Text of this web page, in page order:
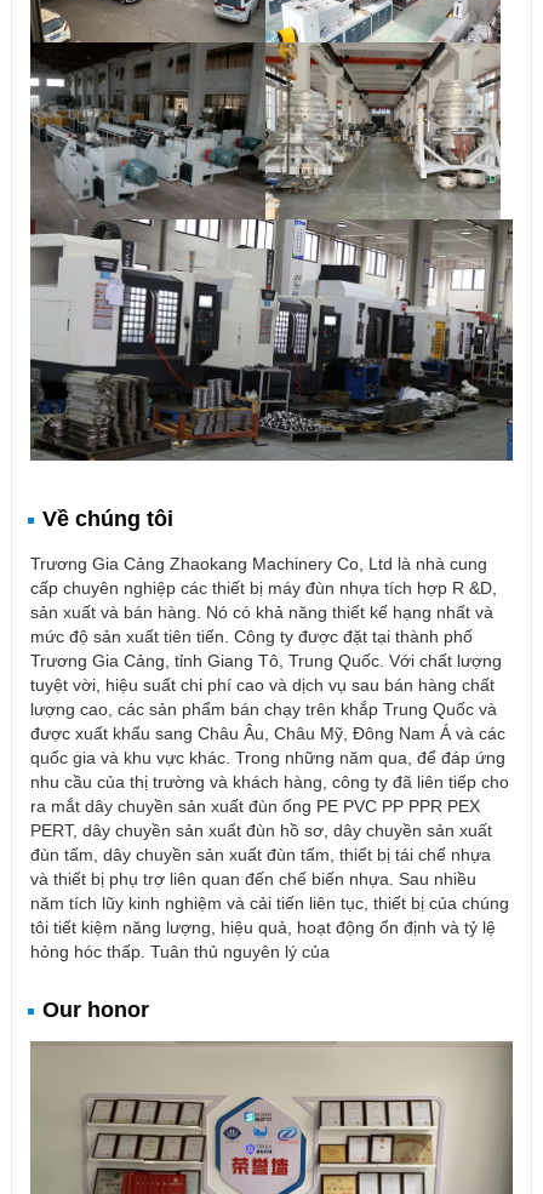
Về chúng tôi
Trương Gia Cảng Zhaokang Machinery Co, Ltd là nhà cung
cấp chuyên nghiệp các thiết bị máy đùn nhựa tích hợp R &D,
sản xuất và bán hàng. Nó có khả năng thiết kế hạng nhất và
mức độ sản xuất tiên tiến. Công ty được đặt tại thành phố
Trương Gia Cảng, tỉnh Giang Tô, Trung Quốc. Với chất lượng
tuyệt vời, hiệu suất chi phí cao và dịch vụ sau bán hàng chất
lượng cao, các sản phẩm bán chạy trên khắp Trung Quốc và
được xuất khẩu sang Châu Âu, Châu Mỹ, Đông Nam Á và các
quốc gia và khu vực khác. Trong những năm qua, để đáp ứng
nhu cầu của thị trường và khách hàng, công ty đã liên tiếp cho
ra mắt dây chuyền sản xuất đùn ống PE PVC PP PPR PEX
PERT, dây chuyền sản xuất đùn hồ sơ, dây chuyền sản xuất
đùn tấm, dây chuyền sản xuất đùn tấm, thiết bị tái chế nhựa
và thiết bị phụ trợ liên quan đến chế biến nhựa. Sau nhiều
năm tích lũy kinh nghiệm và cải tiến liên tục, thiết bị của chúng
tôi tiết kiệm năng lượng, hiệu quả, hoạt động ổn định và tỷ lệ
hỏng hóc thấp. Tuân thủ nguyên lý của
Our honor